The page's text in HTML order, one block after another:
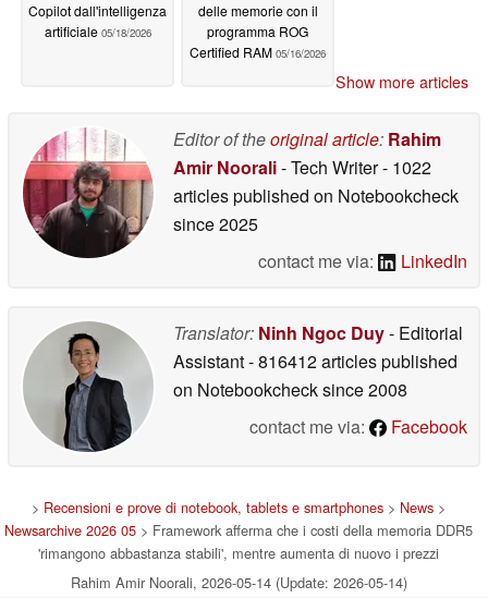
Copilot dall'intelligenza
artificiale 05/18/2026
delle memorie con il
programma ROG
Certified RAM 05/16/2026
Show more articles
Editor of theoriginal article: Rahim
Amir Noorali- Tech Writer- 1022
articles published on Notebookcheck
since 2025
contact me via:
LinkedIn
Translator: Ninh Ngoc Duy- Editorial
Assistant- 816412 articles published
on Notebookchecksince 2008
contact me via:
Facebook
> Recensioni e prove di notebook, tablets e smartphones > News >
Newsarchive 2026 05 > Framework afferma che i costi della memoria DDR5
'rimangono abbastanza stabili', mentre aumenta di nuovo i prezzi
Rahim Amir Noorali, 2026-05-14 (Update: 2026-05-14)